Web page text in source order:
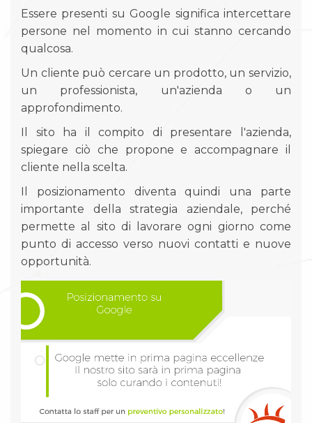
Essere presenti su Google significa intercettare
persone nel momento in cui stanno cercando
qualcosa.
Un cliente può cercare un prodotto, un servizio,
un professionista, un'azienda o un
approfondimento.
Il sito ha il compito di presentare l'azienda,
spiegare ciò che propone e accompagnare il
cliente nella scelta.
Il posizionamento diventa quindi una parte
importante della strategia aziendale, perché
permette al sito di lavorare ogni giorno come
punto di accesso verso nuovi contatti e nuove
opportunità.